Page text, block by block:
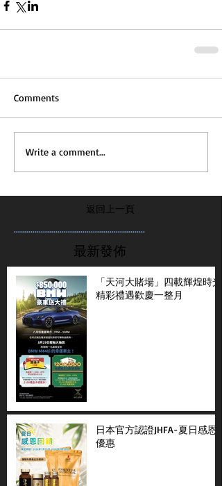
Comments
Write a comment...
返回上一頁
...............................................................
最新發佈
「天河大賭場」四載輝煌時光
精彩禮遇歡慶一整月
日本官方認證JHFA-夏日感恩
優惠